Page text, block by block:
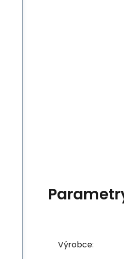
Výrobce: